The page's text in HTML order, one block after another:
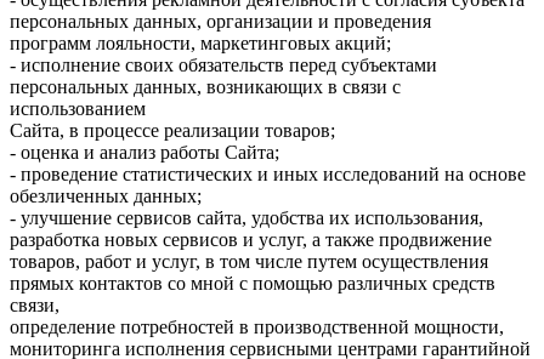
персональных данных, организации и проведения
программ лояльности, маркетинговых акций;
- исполнение своих обязательств перед субъектами
персональных данных, возникающих в связи с
использованием
Сайта, в процессе реализации товаров;
- оценка и анализ работы Сайта;
- проведение статистических и иных исследований на основе
обезличенных данных;
- улучшение сервисов сайта, удобства их использования,
разработка новых сервисов и услуг, а также продвижение
товаров, работ и услуг, в том числе путем осуществления
прямых контактов со мной с помощью различных средств
связи,
определение потребностей в производственной мощности,
мониторинга исполнения сервисными центрами гарантийной